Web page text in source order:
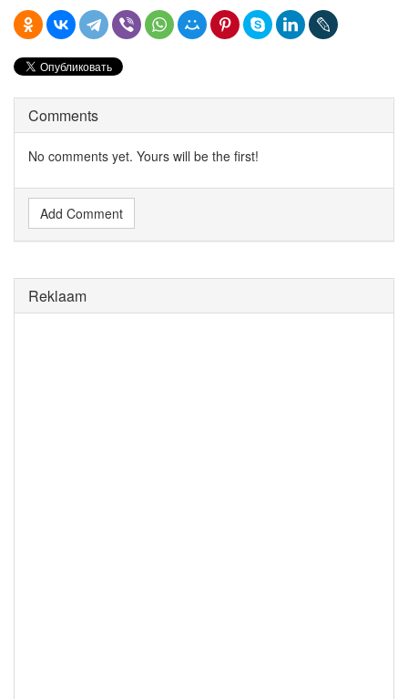
Comments
No comments yet. Yours will be the first!
Add Comment
Reklaam